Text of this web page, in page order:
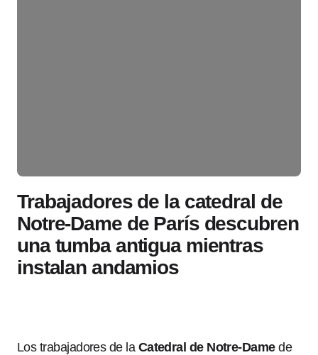
Trabajadores de la catedral de
Notre-Dame de París descubren
una tumba antigua mientras
instalan andamios
Los trabajadores de la Catedral de Notre-Damede